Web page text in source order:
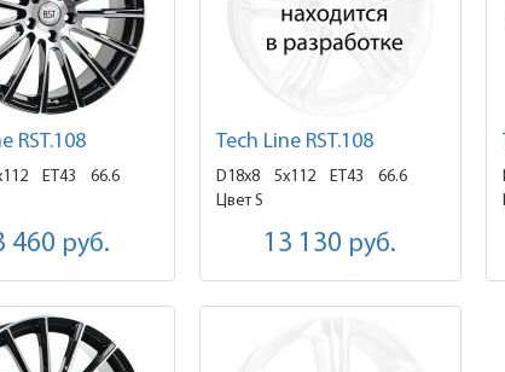
RST.108
ET43
66.6
460 руб.
Tech Line RST.108
D18x8 5x112 ET43
66.6
Цвет S
13 130 руб.